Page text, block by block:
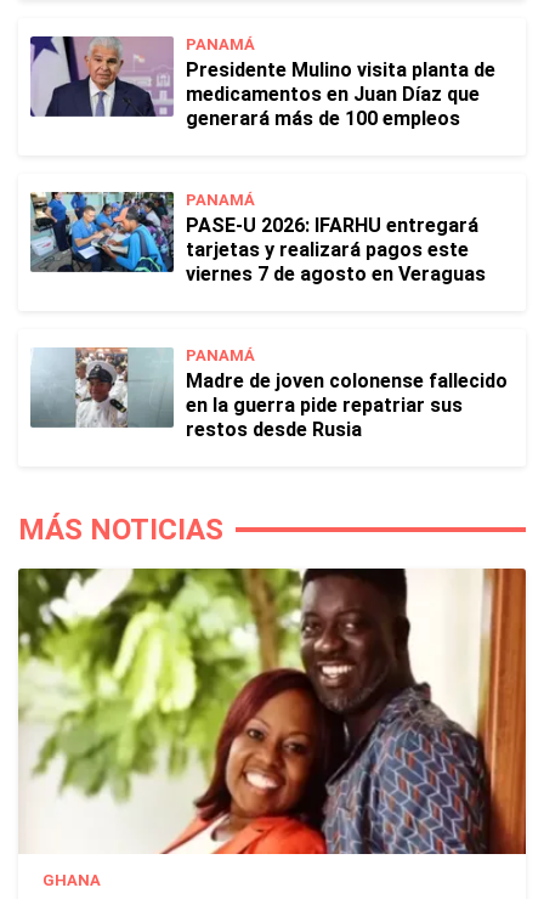
PANAMÁ
Presidente Mulino visita planta de
medicamentos en Juan Díaz que
generará más de 100 empleos
PANAMÁ
PASE-U 2026: IFARHU entregará
tarjetas y realizará pagos este
viernes 7 de agosto en Veraguas
PANAMÁ
Madre de joven colonense fallecido
en la guerra pide repatriar sus
restos desde Rusia
MÁS NOTICIAS
GHANA